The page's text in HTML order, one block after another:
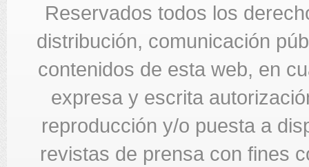
Reservados todos los
distribución, comunicación
contenidos de esta web, en
expresa y escrita
reproducción y/o puesta a
revistas de prensa con fines